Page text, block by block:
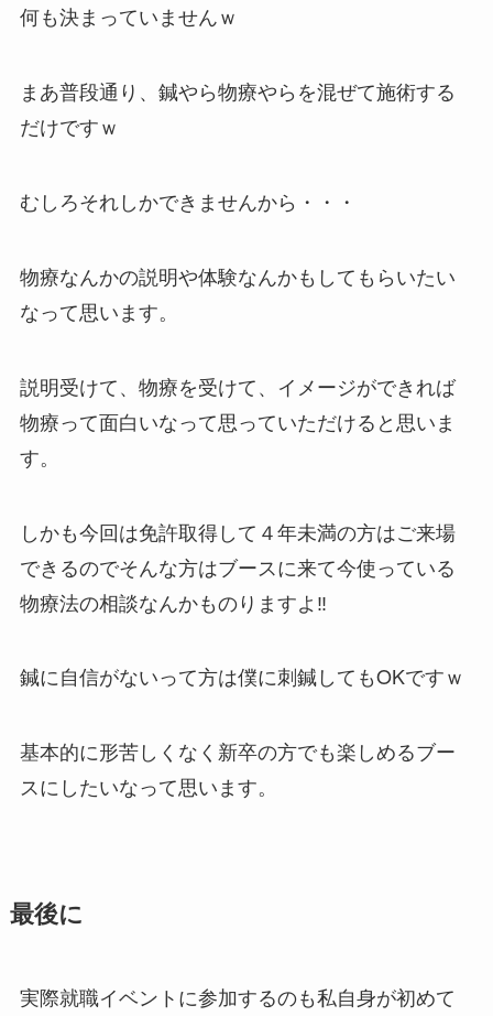
何も決まっていませんｗ
まあ普段通り、鍼やら物療やらを混ぜて施術する
だけですｗ
むしろそれしかできませんから・・・
物療なんかの説明や体験なんかもしてもらいたい
なって思います。
説明受けて、物療を受けて、イメージができれば
物療って面白いなって思っていただけると思いま
す。
しかも今回は免許取得して４年未満の方はご来場
できるのでそんな方はブースに来て今使っている
物療法の相談なんかものりますよ‼
鍼に自信がないって方は僕に刺鍼してもOKですｗ
基本的に形苦しくなく新卒の方でも楽しめるブー
スにしたいなって思います。
最後に
実際就職イベントに参加するのも私自身が初めて